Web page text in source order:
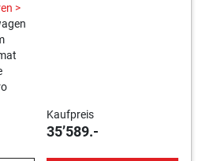
>
Kaufpreis
35’589.-